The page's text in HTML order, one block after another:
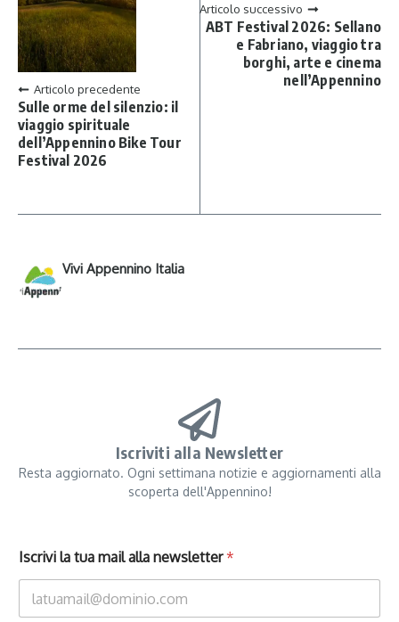
Articolo precedente
Sulle orme del silenzio: il
viaggio spirituale
dell’Appennino Bike Tour
Festival 2026
Articolo successivo
ABT Festival 2026: Sellano
e Fabriano, viaggio tra
borghi, arte e cinema
nell’Appennino
Vivi Appennino Italia
Iscriviti alla Newsletter
Resta aggiornato. Ogni settimana notizie e aggiornamenti alla
scoperta dell'Appennino!
Iscrivi la tua mail alla newsletter*